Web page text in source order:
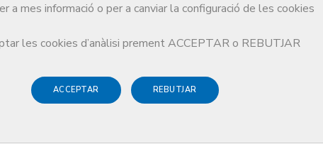
a mes informació o per a canviar la configuració de les cookies
les cookies d’anàlisi prement ACCEPTAR o REBUTJAR
ACCEPTAR REBUTJAR